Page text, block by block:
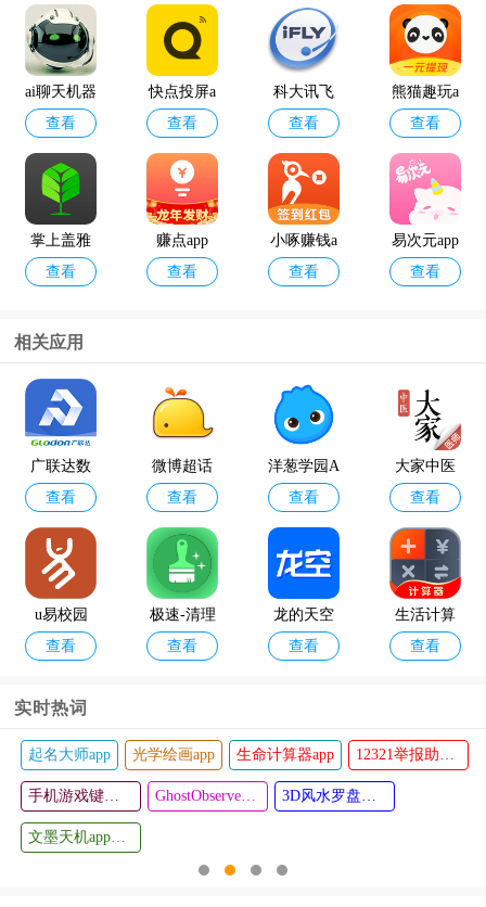
ai聊天机器
人
查看
快点投屏a
pp
查看
科大讯飞
语音引擎
最新版
查看
熊猫趣玩a
pp官方版
查看
掌上盖雅
考勤app官
查看
赚点app
查看
小啄赚钱a
pp
查看
易次元app
查看
12398能源
监管热线a
pp官方版
查看
geektyper
模拟黑客
软件手机
版
查看
相关应用
广联达数
字运维
查看
微博超话
官方版
查看
洋葱学园A
PP2024最
新版
查看
大家中医
手机版
查看
u易校园
查看
极速-清理
管家官方
查看
龙的天空
新版论坛
查看
生活计算
器软件
查看
江苏省音
乐家协会
考级2023
查看
月匣App
查看
实时热词
起名大师app 光学绘画app 生命计算器app 12321举报助手app
手机游戏键盘模拟器(Game Keyboard+) GhostObserver鬼魂探测器最新版 3D风水罗盘手机版
文墨天机app最新版